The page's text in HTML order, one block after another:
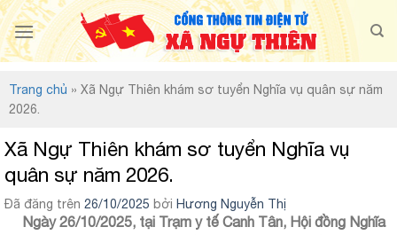
Chuyển
đến
nội
Trang chủ » Xã Ngự Thiên khám sơ tuyển Nghĩa vụ quân sự năm
2026.
Xã Ngự Thiên khám sơ tuyển Nghĩa vụ
quân sự năm 2026.
Đã đăng trên 26/10/2025 bởi Hương Nguyễn Thị
Ngày 26/10/2025, tại Trạm y tế Canh Tân, Hội đồng Nghĩa